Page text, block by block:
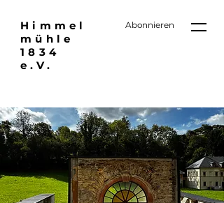
Himmel
mühle
1834
e.V.
Abonnieren